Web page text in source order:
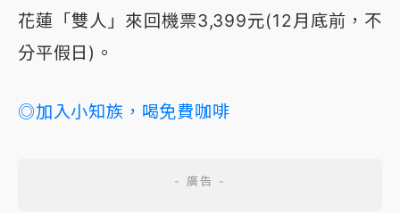
花蓮「雙人」來回機票3,399元(12月底前，不
分平假日)。
◎加入小知族，喝免費咖啡